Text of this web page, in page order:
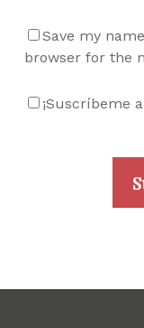
Save my
browser for the
¡Suscríbeme